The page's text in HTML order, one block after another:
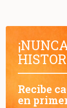
Recibe
en